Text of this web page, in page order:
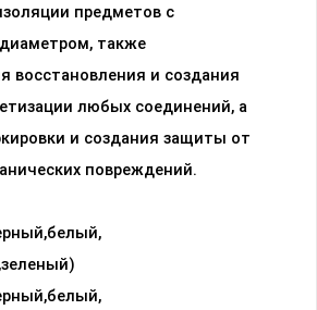
предметов с
также
восстановления и создания
любых соединений, а
и создания защиты от
повреждений.